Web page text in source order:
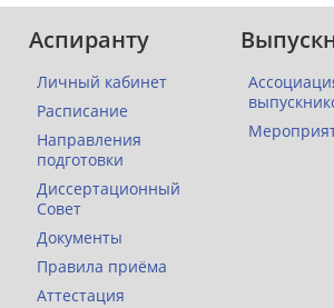
Аспиранту
Личный кабинет
Расписание
Направления
подготовки
Диссертационный
Совет
Документы
Правила приёма
Аттестация